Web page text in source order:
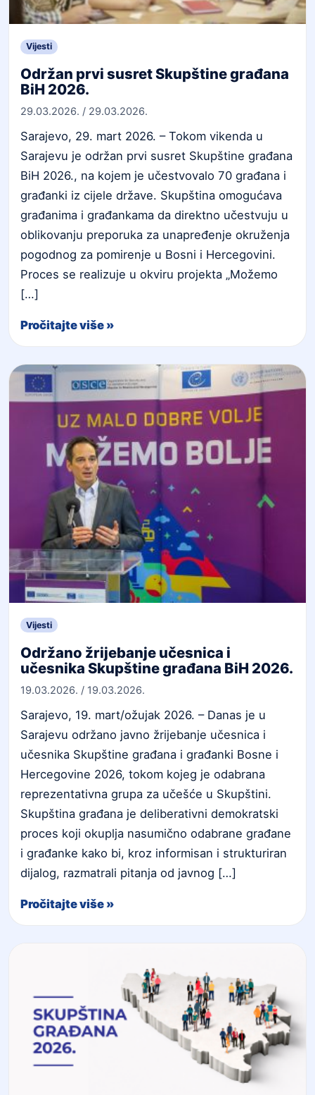
Vijesti
Održan prvi susret Skupštine građana
BiH 2026.
29.03.2026. / 29.03.2026.
Sarajevo, 29. mart 2026. – Tokom vikenda u
Sarajevu je održan prvi susret Skupštine građana
BiH 2026., na kojem je učestvovalo 70 građana i
građanki iz cijele države. Skupština omogućava
građanima i građankama da direktno učestvuju u
oblikovanju preporuka za unapređenje okruženja
pogodnog za pomirenje u Bosni i Hercegovini.
Proces se realizuje u okviru projekta „Možemo
[…]
Pročitajte više »
Vijesti
Održano žrijebanje učesnica i
učesnika Skupštine građana BiH 2026.
19.03.2026. / 19.03.2026.
Sarajevo, 19. mart/ožujak 2026. – Danas je u
Sarajevu održano javno žrijebanje učesnica i
učesnika Skupštine građana i građanki Bosne i
Hercegovine 2026, tokom kojeg je odabrana
reprezentativna grupa za učešće u Skupštini.
Skupština građana je deliberativni demokratski
proces koji okuplja nasumično odabrane građane
i građanke kako bi, kroz informisan i strukturiran
dijalog, razmatrali pitanja od javnog […]
Pročitajte više »